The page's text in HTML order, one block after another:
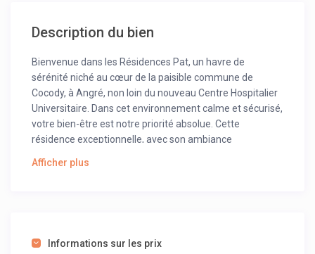
Description du bien
Bienvenue dans les Résidences Pat, un havre de
sérénité niché au cœur de la paisible commune de
Cocody, à Angré, non loin du nouveau Centre Hospitalier
Universitaire. Dans cet environnement calme et sécurisé,
votre bien-être est notre priorité absolue. Cette
résidence exceptionnelle, avec son ambiance
du gaz et un micro-ondes, vous permettant de préparer
Afficher plus
Informations sur les prix